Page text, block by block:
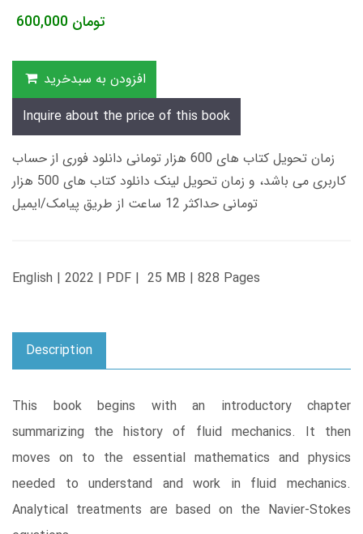
600,000 تومان
افزودن به سبدخرید
Inquire about the price of this book
زمان تحویل کتاب های 600 هزار تومانی دانلود فوری از حساب
کاربری می باشد، و زمان تحویل لینک دانلود کتاب های 500 هزار
تومانی حداکثر 12 ساعت از طریق پیامک/ایمیل
English | 2022 | PDF | 25 MB | 828 Pages
Description
This book begins with an introductory chapter
summarizing the history of fluid mechanics. It then
moves on to the essential mathematics and physics
needed to understand and work in fluid mechanics.
Analytical treatments are based on the Navier-Stokes